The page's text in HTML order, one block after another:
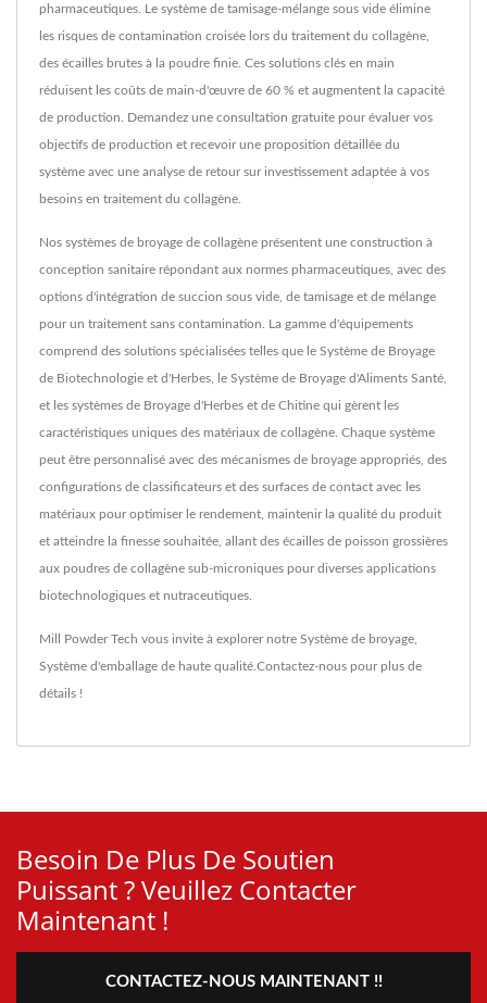
pharmaceutiques. Le système de tamisage-mélange sous vide élimine
les risques de contamination croisée lors du traitement du collagène,
des écailles brutes à la poudre finie. Ces solutions clés en main
réduisent les coûts de main-d'œuvre de 60 % et augmentent la capacité
de production. Demandez une consultation gratuite pour évaluer vos
objectifs de production et recevoir une proposition détaillée du
système avec une analyse de retour sur investissement adaptée à vos
besoins en traitement du collagène.
Nos systèmes de broyage de collagène présentent une construction à
conception sanitaire répondant aux normes pharmaceutiques, avec des
options d'intégration de succion sous vide, de tamisage et de mélange
pour un traitement sans contamination. La gamme d'équipements
comprend des solutions spécialisées telles que le Système de Broyage
de Biotechnologie et d'Herbes, le Système de Broyage d'Aliments Santé,
et les systèmes de Broyage d'Herbes et de Chitine qui gèrent les
caractéristiques uniques des matériaux de collagène. Chaque système
peut être personnalisé avec des mécanismes de broyage appropriés, des
configurations de classificateurs et des surfaces de contact avec les
matériaux pour optimiser le rendement, maintenir la qualité du produit
et atteindre la finesse souhaitée, allant des écailles de poisson grossières
aux poudres de collagène sub-microniques pour diverses applications
biotechnologiques et nutraceutiques.
Mill Powder Tech vous invite à explorer notre Système de broyage
Système d'emballage de haute qualité. Contactez-nous pour plus de
détails !
Besoin De Plus De Soutien
Puissant ? Veuillez Contacter
Maintenant !
CONTACTEZ-NOUS MAINTENANT !!